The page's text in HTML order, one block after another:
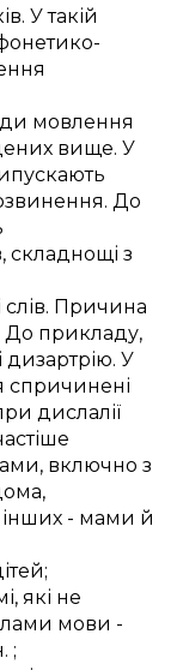
. Утакій
мовлення
вище. У
. До
, складнощі з
. Причина
До прикладу,
дизартрію. У
спричинені
дислалії
включно з
,
інших - мами й
;
, які не
мови -
;